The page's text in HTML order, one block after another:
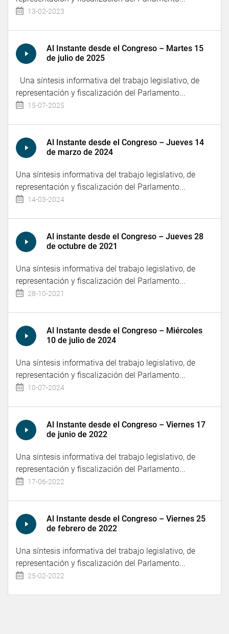
13-02-2023
Al Instante desde el Congreso – Martes 15
de julio de 2025
Una síntesis informativa del trabajo legislativo, de
representación y fiscalización del Parlamento...
15-07-2025
Al Instante desde el Congreso – Jueves 14
de marzo de 2024
Una síntesis informativa del trabajo legislativo, de
representación y fiscalización del Parlamento...
14-03-2024
Al instante desde el Congreso – Jueves 28
de octubre de 2021
Una síntesis informativa del trabajo legislativo, de
representación y fiscalización del Parlamento...
28-10-2021
Al Instante desde el Congreso – Miércoles
10 de julio de 2024
Una síntesis informativa del trabajo legislativo, de
representación y fiscalización del Parlamento...
10-07-2024
Al Instante desde el Congreso – Viernes 17
de junio de 2022
Una síntesis informativa del trabajo legislativo, de
representación y fiscalización del Parlamento...
17-06-2022
Al Instante desde el Congreso – Viernes 25
de febrero de 2022
Una síntesis informativa del trabajo legislativo, de
representación y fiscalización del Parlamento...
25-02-2022